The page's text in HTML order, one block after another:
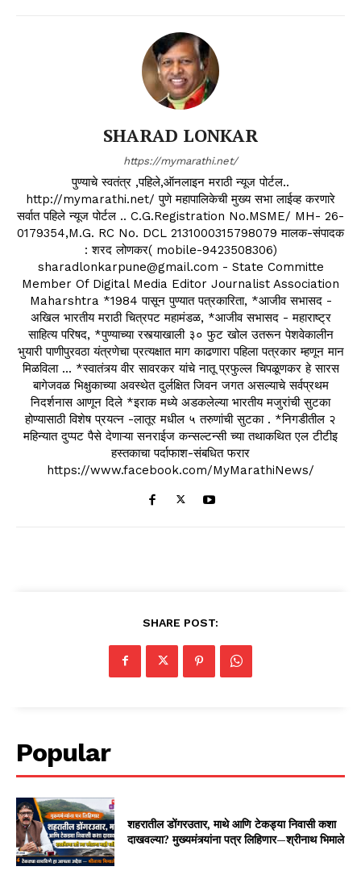
SHARAD LONKAR
https://mymarathi.net/
पुण्याचे स्वतंत्र ,पहिले,ऑनलाइन मराठी न्यूज पोर्टल..
http://mymarathi.net/ पुणे महापालिकेची मुख्य सभा लाईव्ह करणारे
सर्वात पहिले न्यूज पोर्टल .. C.G.Registration No.MSME/ MH- 26-
0179354,M.G. RC No. DCL 2131000315798079 मालक-संपादक
: शरद लोणकर( mobile-9423508306)
sharadlonkarpune@gmail.com - State Committe
Member Of Digital Media Editor Journalist Association
Maharshtra *1984 पासून पुण्यात पत्रकारिता, *आजीव सभासद -
अखिल भारतीय मराठी चित्रपट महामंडळ, *आजीव सभासद - महाराष्ट्र
साहित्य परिषद, *पुण्याच्या रस्त्याखाली ३० फुट खोल उतरून पेशवेकालीन
भुयारी पाणीपुरवठा यंत्रणेचा प्रत्यक्षात माग काढणारा पहिला पत्रकार म्हणून मान
मिळविला ... *स्वातंत्र्य वीर सावरकर यांचे नातू प्रफुल्ल चिपळूणकर हे सारस
बागेजवळ भिक्षुकाच्या अवस्थेत दुर्लक्षित जिवन जगत असल्याचे सर्वप्रथम
निदर्शनास आणून दिले *इराक मध्ये अडकलेल्या भारतीय मजुरांची सुटका
होण्यासाठी विशेष प्रयत्न -लातूर मधील ५ तरुणांची सुटका . *निगडीतील २
महिन्यात दुप्पट पैसे देणाऱ्या सनराईज कन्सल्टन्सी च्या तथाकथित एल टीटीइ
हस्तकाचा पर्दाफाश-संबधित फरार
https://www.facebook.com/MyMarathiNews/
SHARE POST:
Popular
शहरातील डोंगरउतार, माथे आणि टेकड्या निवासी कशा
दाखवल्या? मुख्यमंत्र्यांना पत्र लिहिणार—श्रीनाथ भिमाले